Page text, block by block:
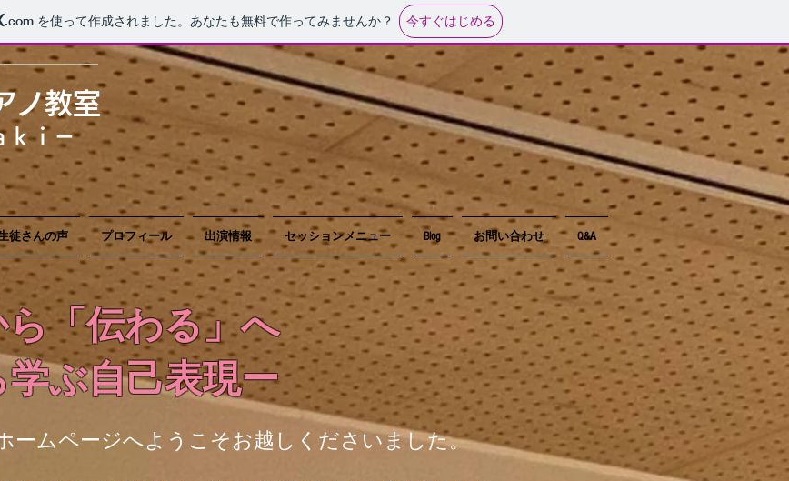
.com を使って作成されました。あなたも無料で作ってみませんか？ 今すぐはじめる
ノ教室
ｋｉ－
徒さんの声 プロフィール 出演情報 セッションメニュー Blog お問い合わせ Q&A
「伝わる」へ
ぶ自己表現ー
ームページへようこそお越しくださいました。